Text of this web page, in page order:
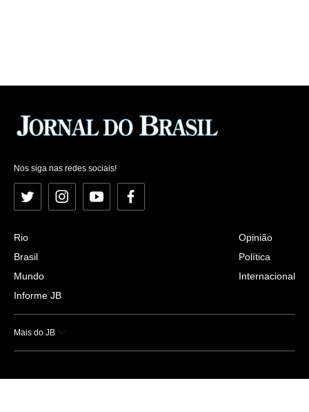
Nos siga nas redes sociais!
Twitter InstagramYouTubeFacebook
Rio
Brasil
Mundo
Informe JB
Opinião
Política
Internacional
Mais do JB
Esportes